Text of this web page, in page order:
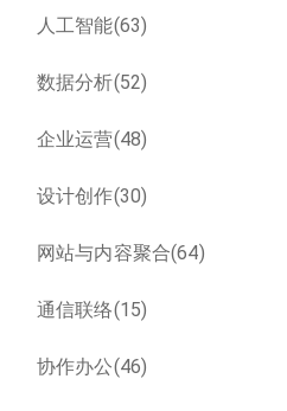
人工智能(63)
数据分析(52)
企业运营(48)
设计创作(30)
网站与内容聚合(64)
通信联络(15)
协作办公(46)